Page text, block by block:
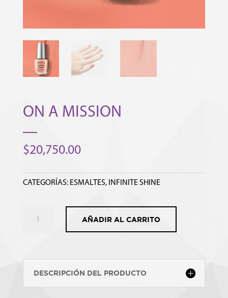
ON A MISSION
$20,750.00
CATEGORÍAS: ESMALTES, INFINITE SHINE
AÑADIR AL CARRITO
DESCRIPCIÓN DEL PRODUCTO